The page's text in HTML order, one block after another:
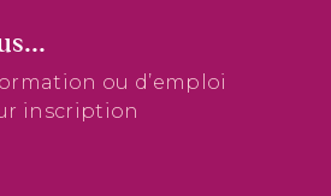
ou d’emploi
inscription